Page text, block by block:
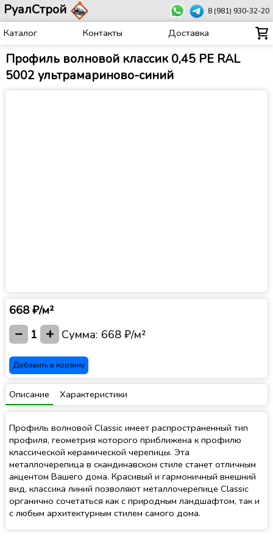
РуалСтрой 8 (981) 930-32-20
Каталог Контакты Доставка
Профиль волновой классик 0,45 PE RAL
5002 ультрамариново-синий
668 ₽/м²
− 1 + Сумма: 668 ₽/м²
Добавить в корзину
Описание Характеристики
Профиль волновой Classic имеет распространенный тип
профиля, геометрия которого приближена к профилю
классической керамической черепицы. Эта
металлочерепица в скандинавском стиле станет отличным
акцентом Вашего дома. Красивый и гармоничный внешний
вид, классика линий позволяют металлочерепице Classic
органично сочетаться как с природным ландшафтом, так и
с любым архитектурным стилем самого дома.